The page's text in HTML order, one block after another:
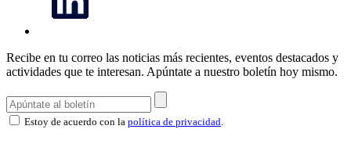
Recibe en tu correo las noticias más recientes, eventos destacados y
actividades que te interesan. Apúntate a nuestro boletín hoy mismo.
Estoy de acuerdo con la política de privacidad.